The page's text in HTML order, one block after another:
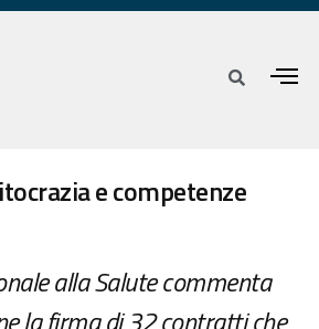
e competenze
alla Salute commenta